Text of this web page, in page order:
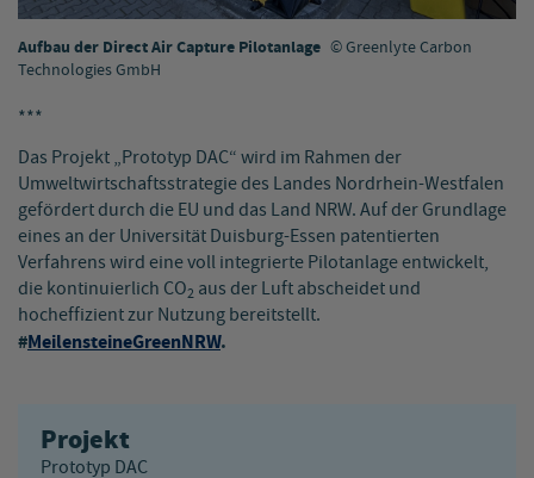
Aufbau der Direct Air Capture Pilotanlage
Greenlyte Carbon
Technologies GmbH
***
Das Projekt „Prototyp DAC“ wird im Rahmen der
Umweltwirtschaftsstrategie des Landes Nordrhein-Westfalen
gefördert durch die EU und das Land NRW. Auf der Grundlage
eines an der Universität Duisburg-Essen patentierten
Verfahrens wird eine voll integrierte Pilotanlage entwickelt,
die kontinuierlich CO2 aus der Luft abscheidet und
hocheffizient zur Nutzung bereitstellt.
#MeilensteineGreenNRW.
Projekt
Prototyp DAC